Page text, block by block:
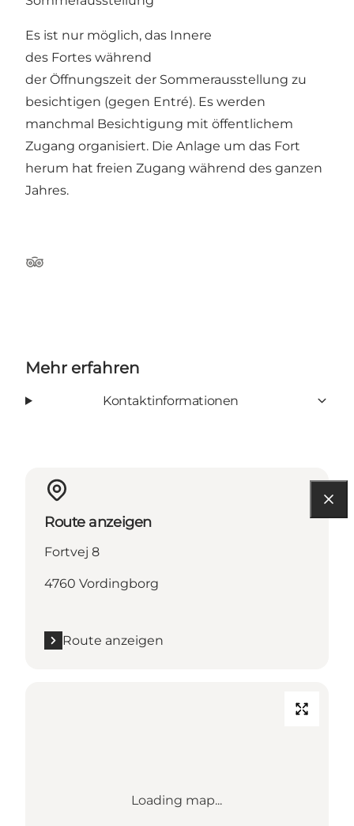
Es ist nur möglich, das Innere
des Fortes während
der Öffnungszeit der Sommerausstellung zu
besichtigen (gegen Entré). Es werden
manchmal Besichtigung mit öffentlichem
Zugang organisiert. Die Anlage um das Fort
herum hat freien Zugang während des ganzen
Jahres.
Tripadvisor
Mehr erfahren
Kontaktinformationen
Route anzeigen
Fortvej 8
4760 Vordingborg
Route anzeigen
Loading map...